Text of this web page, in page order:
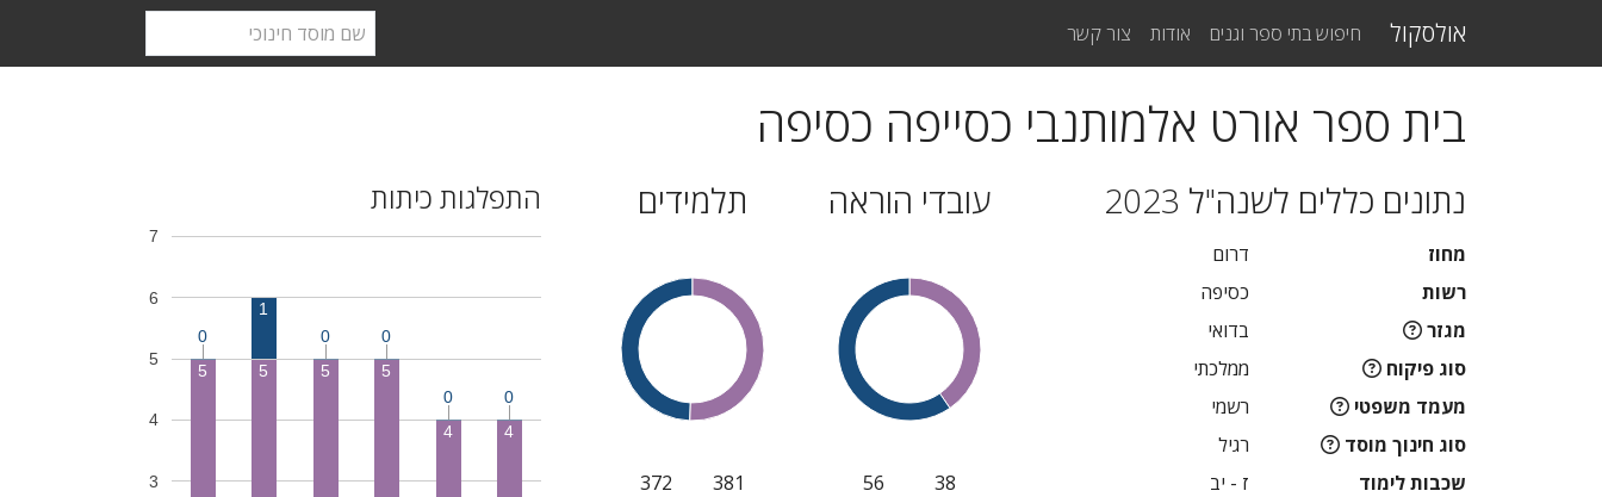
אולסקול חיפוש בתי ספר וגנים אודות צור קשר
בית ספר אורט אלמותנבי כסייפה כסיפה
נתונים כללים לשנה"ל 2023
מחוז
דרום
רשות
כסיפה
מגזר
בדואי
סוג פיקוח
ממלכתי
מעמד משפטי
רשמי
סוג חינוך מוסד
רגיל
שכבות לימוד
ז - יב
עובדי הוראה
38
56
תלמידים
381
372
התפלגות כיתות
3
4
5
6
7
5 5 5 5
4 4
0
1
0
0
0 0